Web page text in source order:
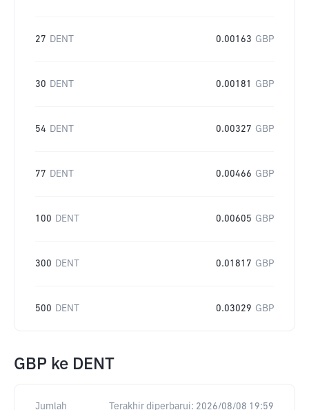
27 DENT 0.00163 GBP
30 DENT 0.00181 GBP
54 DENT 0.00327 GBP
77 DENT 0.00466 GBP
100 DENT 0.00605 GBP
300 DENT 0.01817 GBP
500 DENT 0.03029 GBP
GBP ke DENT
Jumlah Terakhir diperbarui: 2026/08/08 19:59